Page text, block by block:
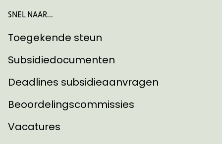
SNEL NAAR...
Toegekende steun
Subsidiedocumenten
Deadlines subsidieaanvragen
Beoordelingscommissies
Vacatures